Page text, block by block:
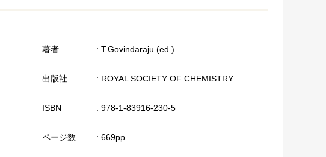
著者 : T.Govindaraju (ed.)
出版社 : ROYAL SOCIETY OF CHEMISTRY
ISBN : 978-1-83916-230-5
ページ数 : 669pp.